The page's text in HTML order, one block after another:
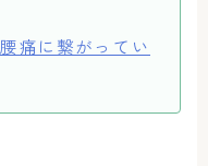
痛に繋がってい